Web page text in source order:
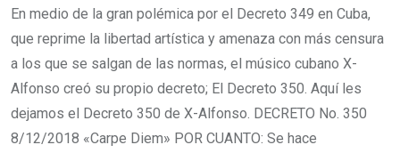
En medio de la gran polémica por el Decreto 349 en Cuba,
que reprime la libertad artística y amenaza con más censura
a los que se salgan de las normas, el músico cubano X-
Alfonso creó su propio decreto; El Decreto 350. Aquí les
dejamos el Decreto 350 de X-Alfonso. DECRETO No. 350
8/12/2018 «Carpe Diem» POR CUANTO: Se hace